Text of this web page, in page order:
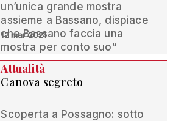
un’unica grande mostra
assieme a Bassano, dispiace
che Bassano faccia una
mostra per conto suo”
12 mar 2021
Attualità
Canova segreto
Scoperta a Possagno: sotto